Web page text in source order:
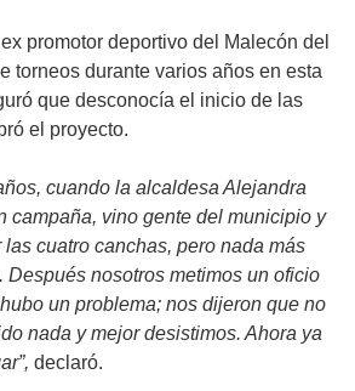
ex promotor deportivo del Malecón del
torneos durante varios años en esta
que desconocía el inicio de las
el proyecto.
cuando la alcaldesa Alejandra
campaña, vino gente del municipio y
cuatro canchas, pero nada más
. Después nosotros metimos un oficio
un problema; nos dijeron que no
nada y mejor desistimos. Ahora ya
declaró.